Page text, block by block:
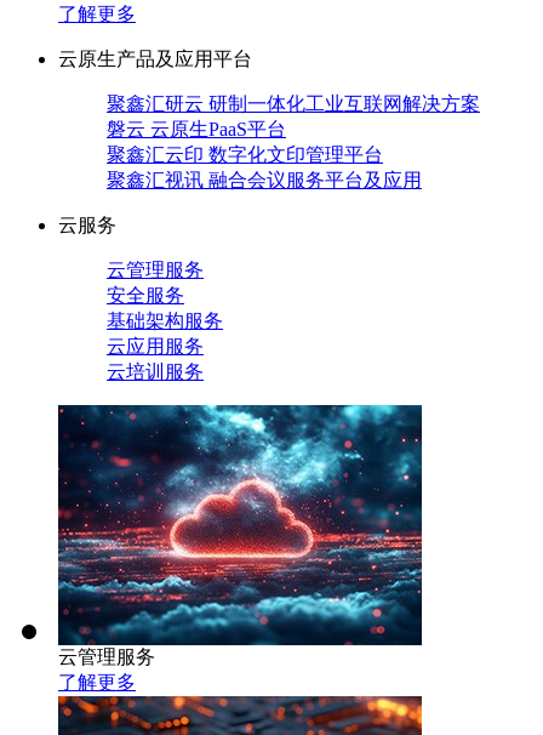
了解更多
云原生产品及应用平台
聚鑫汇研云 研制一体化工业互联网解决方案
磐云 云原生PaaS平台
聚鑫汇云印 数字化文印管理平台
聚鑫汇视讯 融合会议服务平台及应用
云服务
云管理服务
安全服务
基础架构服务
云应用服务
云培训服务
云管理服务
了解更多